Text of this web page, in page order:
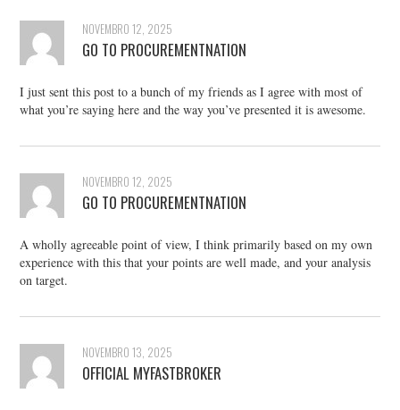
NOVEMBRO 12, 2025
GO TO PROCUREMENTNATION
I just sent this post to a bunch of my friends as I agree with most of
what you’re saying here and the way you’ve presented it is awesome.
NOVEMBRO 12, 2025
GO TO PROCUREMENTNATION
A wholly agreeable point of view, I think primarily based on my own
experience with this that your points are well made, and your analysis
on target.
NOVEMBRO 13, 2025
OFFICIAL MYFASTBROKER